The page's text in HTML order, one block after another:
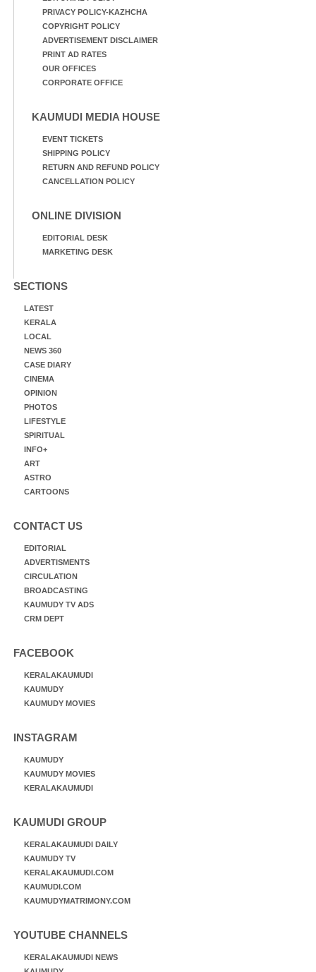
PRIVACY POLICY-KAZHCHA
COPYRIGHT POLICY
ADVERTISEMENT DISCLAIMER
PRINT AD RATES
OUR OFFICES
CORPORATE OFFICE
KAUMUDI MEDIA HOUSE
EVENT TICKETS
SHIPPING POLICY
RETURN AND REFUND POLICY
CANCELLATION POLICY
ONLINE DIVISION
EDITORIAL DESK
MARKETING DESK
SECTIONS
LATEST
KERALA
LOCAL
NEWS 360
CASE DIARY
CINEMA
OPINION
PHOTOS
LIFESTYLE
SPIRITUAL
INFO+
ART
ASTRO
CARTOONS
CONTACT US
EDITORIAL
ADVERTISMENTS
CIRCULATION
BROADCASTING
KAUMUDY TV ADS
CRM DEPT
FACEBOOK
KERALAKAUMUDI
KAUMUDY
KAUMUDY MOVIES
INSTAGRAM
KAUMUDY
KAUMUDY MOVIES
KERALAKAUMUDI
KAUMUDI GROUP
KERALAKAUMUDI DAILY
KAUMUDY TV
KERALAKAUMUDI.COM
KAUMUDI.COM
KAUMUDYMATRIMONY.COM
YOUTUBE CHANNELS
KERALAKAUMUDI NEWS